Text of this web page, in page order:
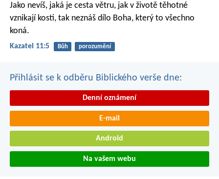
Jako nevíš, jaká je cesta větru, jak v životě těhotné
vznikají kosti, tak neznáš dílo Boha, který to všechno
koná.
Kazatel 11:5 Bůh porozumění
Přihlásit se k odběru Biblického verše dne:
Denní oznámení
E-mail
Android
Na vašem webu